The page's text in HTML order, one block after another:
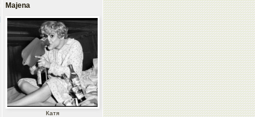
Majena
Катя